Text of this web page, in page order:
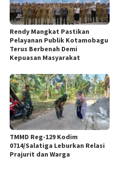
Rendy Mangkat Pastikan
Pelayanan Publik Kotamobagu
Terus Berbenah Demi
Kepuasan Masyarakat
TMMD Reg-129 Kodim
0714/Salatiga Leburkan Relasi
Prajurit dan Warga